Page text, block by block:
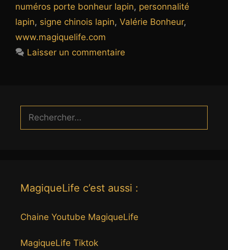
numéros porte bonheur lapin, personnalité
lapin, signe chinois lapin, Valérie Bonheur,
www.magiquelife.com
Laisser un commentaire
Rechercher :
MagiqueLife c’est aussi :
Chaine Youtube MagiqueLife
MagiqueLife Tiktok